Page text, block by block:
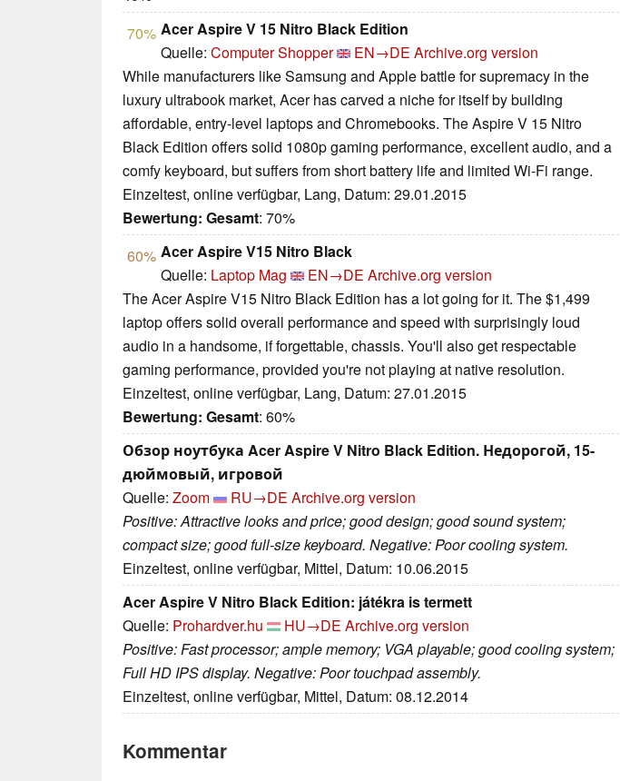
70% Acer Aspire V 15 Nitro Black Edition
Quelle: Computer Shopper EN→DE Archive.org version
While manufacturers like Samsung and Apple battle for supremacy in the
luxury ultrabook market, Acer has carved a niche for itself by building
affordable, entry-level laptops and Chromebooks. The Aspire V 15 Nitro
Black Edition offers solid 1080p gaming performance, excellent audio, and a
comfy keyboard, but suffers from short battery life and limited Wi-Fi range.
Einzeltest, online verfügbar, Lang, Datum: 29.01.2015
Bewertung: Gesamt: 70%
60% Acer Aspire V15 Nitro Black
Quelle: Laptop Mag EN→DE Archive.org version
The Acer Aspire V15 Nitro Black Edition has a lot going for it. The $1,499
laptop offers solid overall performance and speed with surprisingly loud
audio in a handsome, if forgettable, chassis. You'll also get respectable
gaming performance, provided you're not playing at native resolution.
Einzeltest, online verfügbar, Lang, Datum: 27.01.2015
Bewertung: Gesamt: 60%
Обзор ноутбука Acer Aspire V Nitro Black Edition. Недорогой, 15-
дюймовый, игровой
Quelle: Zoom RU→DE Archive.org version
Positive: Attractive looks and price; good design; good sound system;
compact size; good full-size keyboard. Negative: Poor cooling system.
Einzeltest, online verfügbar, Mittel, Datum: 10.06.2015
Acer Aspire V Nitro Black Edition: játékra is termett
Quelle: Prohardver.hu HU→DE Archive.org version
Positive: Fast processor; ample memory; VGA playable; good cooling system;
Full HD IPS display. Negative: Poor touchpad assembly.
Einzeltest, online verfügbar, Mittel, Datum: 08.12.2014
Kommentar